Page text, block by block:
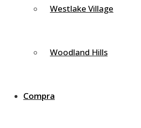
Westlake Village
Woodland Hills
Compra
El cuello se dobla hacia adelante